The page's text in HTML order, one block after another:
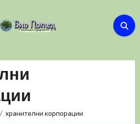
хранителни корпорации